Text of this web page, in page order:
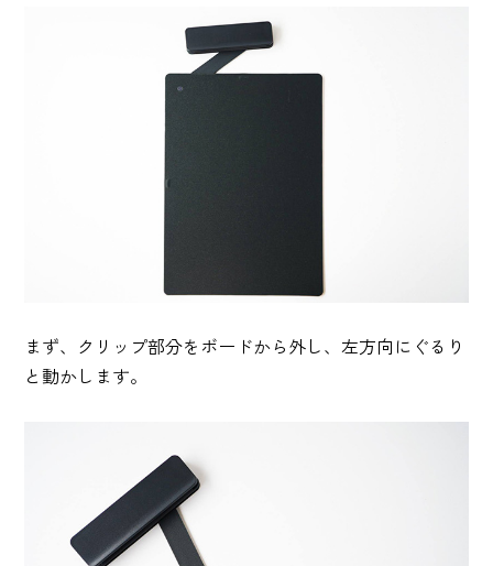
まず、クリップ部分をボードから外し、左方向にぐるり
と動かします。